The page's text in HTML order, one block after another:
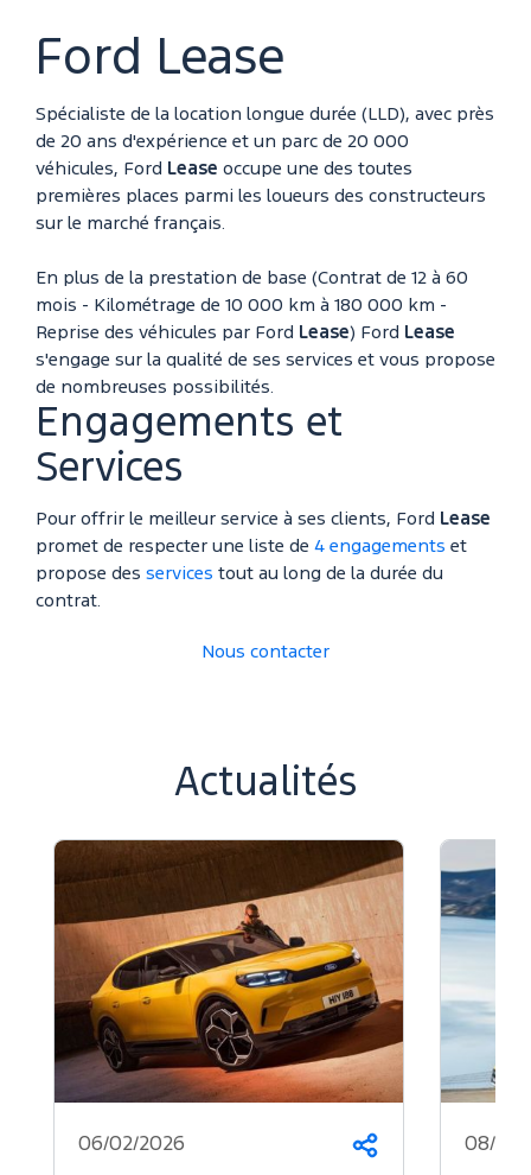
Ford Lease
Spécialiste de la location longue durée (LLD), avec près
de 20 ans d'expérience et un parc de 20 000
véhicules, Ford Lease occupe une des toutes
premières places parmi les loueurs des constructeurs
sur le marché français.
En plus de la prestation de base (Contrat de 12 à 60
mois - Kilométrage de 10 000 km à 180 000 km -
Reprise des véhicules par Ford Lease) Ford Lease
s'engage sur la qualité de ses services et vous propose
de nombreuses possibilités.
Engagements et
Services
Pour offrir le meilleur service à ses clients, Ford Lease
promet de respecter une liste de 4 engagements et
propose des services tout au long de la durée du
contrat.
Nous contacter
Actualités
Partager
06/02/2026 08/07/